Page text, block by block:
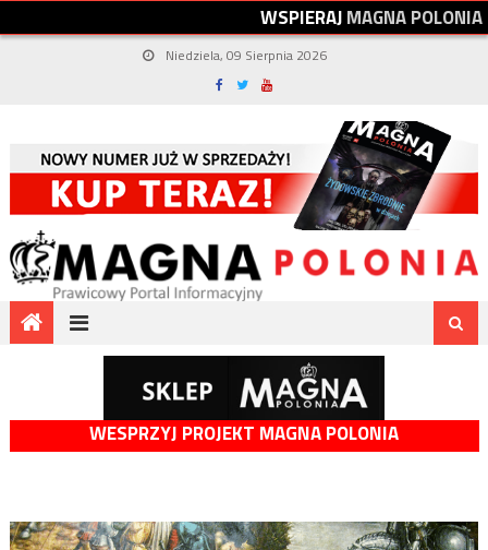
WSPIERAJMAGNAPOLONIA
Niedziela, 09 Sierpnia 2026
WESPRZYJ PROJEKT MAGNA POLONIA